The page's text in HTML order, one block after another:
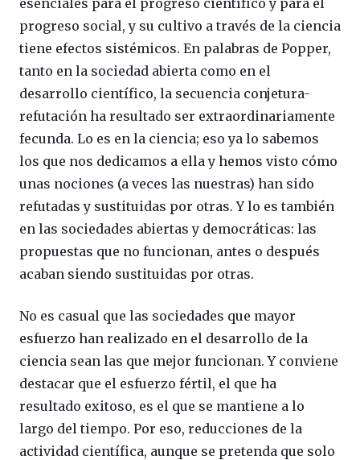
progreso social, y su cultivo a través de la ciencia
tiene efectos sistémicos. En palabras de Popper,
tanto en la sociedad abierta como en el
desarrollo científico, la secuencia conjetura-
refutación ha resultado ser extraordinariamente
fecunda. Lo es en la ciencia; eso ya lo sabemos
los que nos dedicamos a ella y hemos visto cómo
unas nociones (a veces las nuestras) han sido
refutadas y sustituidas por otras. Y lo es también
en las sociedades abiertas y democráticas: las
propuestas que no funcionan, antes o después
acaban siendo sustituidas por otras.
No es casual que las sociedades que mayor
esfuerzo han realizado en el desarrollo de la
ciencia sean las que mejor funcionan. Y conviene
destacar que el esfuerzo fértil, el que ha
resultado exitoso, es el que se mantiene a lo
largo del tiempo. Por eso, reducciones de la
actividad científica, aunque se pretenda que solo